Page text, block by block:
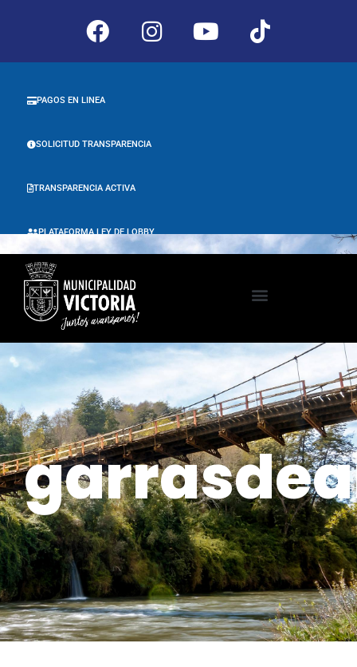
PLATAFORMA LEY DE LOBBY
TRANSPARENCIA ACTIVA
SOLICITUD TRANSPARENCIA
PAGOS EN LINEA